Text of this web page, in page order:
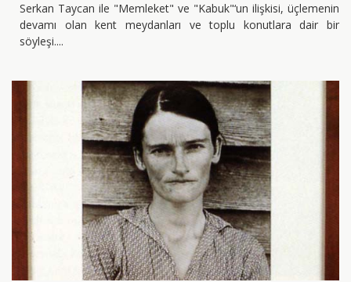
Serkan Taycan ile "Memleket" ve "Kabuk"‘un ilişkisi, üçlemenin
devamı olan kent meydanları ve toplu konutlara dair bir
söyleşi.